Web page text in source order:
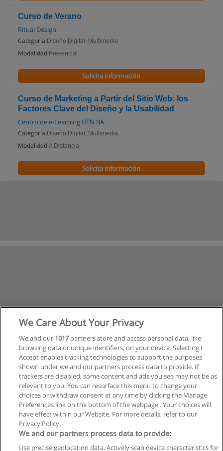
Curso de Verano
Ritual Design
Categoría: Diseño Digital, Multimedia
Modalidad: Presencial
Solicita información
Curso de Marketing a Partir del Sitio Web: los
Factores Clave del Diseño y la Usabilidad
Centro de e-Learning UTN BA
Categoría: Diseño Digital, Multimedia
Modalidad:A Distancia
Solicita información
Siguiente
Página1de 3
We Care About Your Privacy
We and our 1017partners store and access personal data, like
browsing data or unique identifiers, on your device. Selecting I
Accept enables tracking technologies to support the purposes
shown under we and our partners process data to provide. If
trackers are disabled, some content and ads you see may not be as
relevant to you. You can resurface this menu to change your
choices or withdraw consent at any time by clicking the Manage
Preferences link on the bottom of the webpage . Your choices will
have effect within our Website. For more details, refer to our
Privacy Policy.
We and our partners process data to provide:
Use precise geolocation data. Actively scan device characteristics for